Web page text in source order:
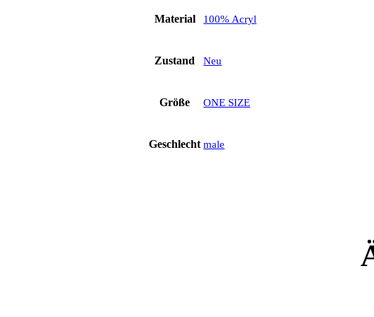
Material 100% Acryl
Zustand Neu
Größe ONE SIZE
Geschlecht male